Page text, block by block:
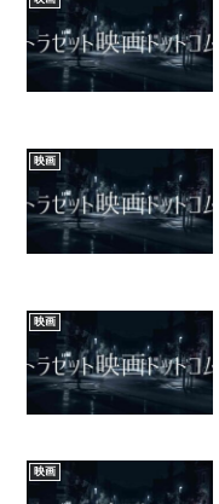
映画
映画
映画